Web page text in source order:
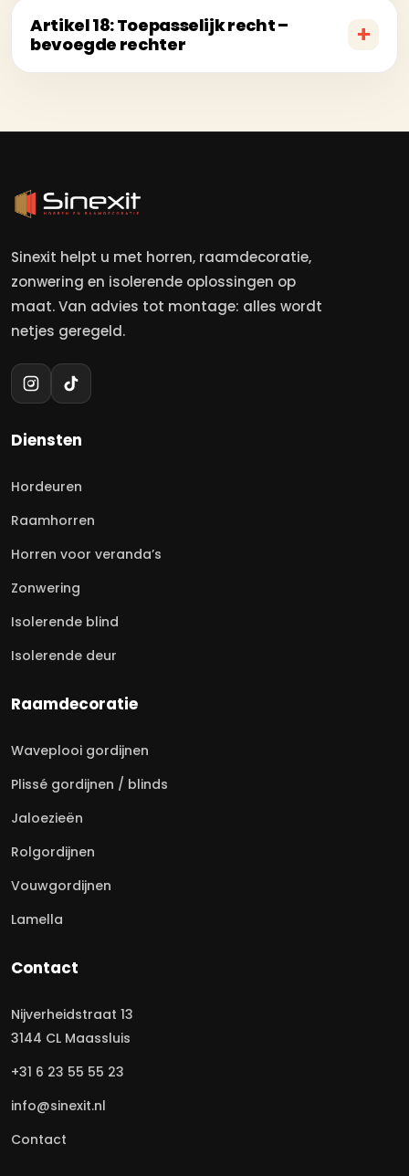
Artikel 18: Toepasselijk recht –
bevoegde rechter
Sinexit helpt u met horren, raamdecoratie,
zonwering en isolerende oplossingen op
maat. Van advies tot montage: alles wordt
netjes geregeld.
Diensten
Hordeuren
Raamhorren
Horren voor veranda’s
Zonwering
Isolerende blind
Isolerende deur
Raamdecoratie
Waveplooi gordijnen
Plissé gordijnen / blinds
Jaloezieën
Rolgordijnen
Vouwgordijnen
Lamella
Contact
Nijverheidstraat 13
3144 CL Maassluis
+31 6 23 55 55 23
info@sinexit.nl
Contact